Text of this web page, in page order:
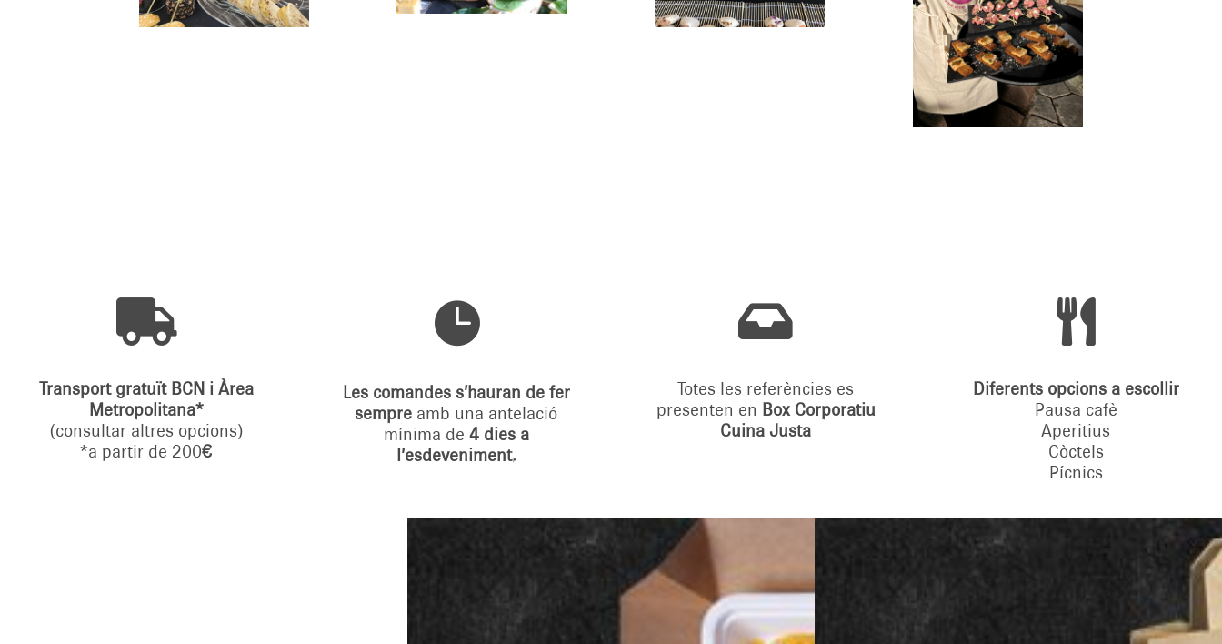

Transport gratuït BCN i Àrea
Metropolitana*
(consultar altres opcions)
*a partir de 200€

Les comandes s’hauran de fer
sempre amb una antelació
mínima de 4 dies a
l’esdeveniment.

Totes les referències es
presenten en Box Corporatiu
Cuina Justa

Diferents opcions a escollir
Pausa cafè
Aperitius
Còctels
Pícnics